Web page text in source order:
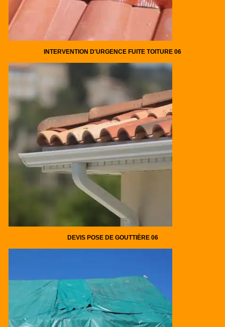
INTERVENTION D'URGENCE FUITE TOITURE 06
DEVIS POSE DE GOUTTIÈRE 06